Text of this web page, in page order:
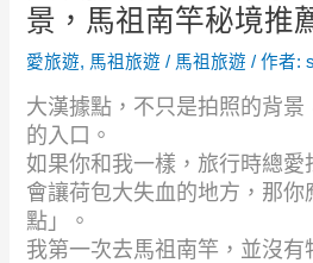
景，馬祖南竿秘境推
愛旅遊, 馬祖旅遊 / 馬祖旅遊 / 作者:
大漢據點，不只是拍照的背
的入口。
如果你和我一樣，旅行時總愛
會讓荷包大失血的地方，那你
點」。
我第一次去馬祖南竿，並沒有